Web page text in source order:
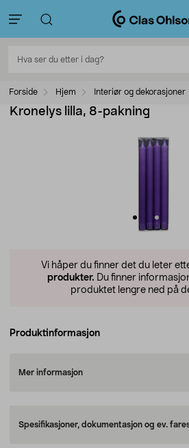
Forside Hjem Interiør og dekorasjoner
Kronelys lilla, 8-pakning
Vi håper du finner det du leter
produkter. Du finner
produktet lengre ned på
Produktinformasjon
Mer informasjon
Spesifikasjoner, dokumentasjon og ev.